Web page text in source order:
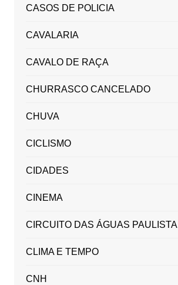
CASOS DE POLICIA
CAVALARIA
CAVALO DE RAÇA
CHURRASCO CANCELADO
CHUVA
CICLISMO
CIDADES
CINEMA
CIRCUITO DAS ÁGUAS PAULISTA
CLIMA E TEMPO
CNH